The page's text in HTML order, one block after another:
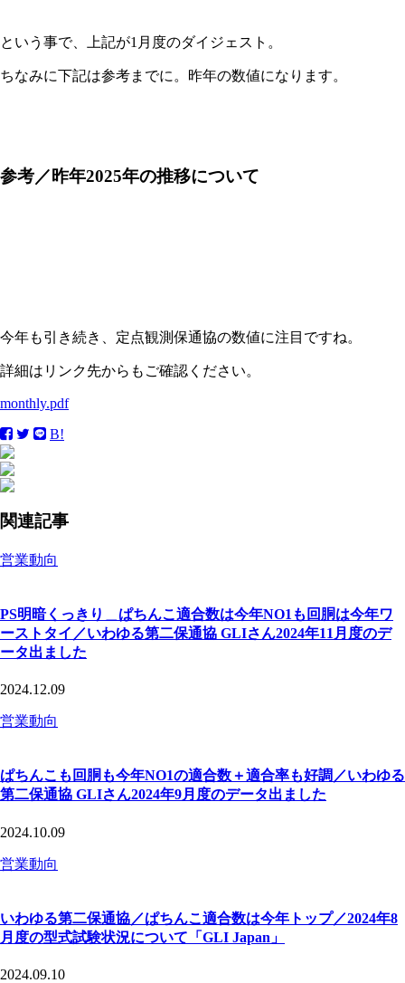
という事で、上記が1月度のダイジェスト。
ちなみに下記は参考までに。昨年の数値になります。
参考／昨年2025年の推移について
今年も引き続き、定点観測保通協の数値に注目ですね。
詳細はリンク先からもご確認ください。
monthly.pdf
B!
関連記事
営業動向
PS明暗くっきり＿ぱちんこ適合数は今年NO1も回胴は今年ワ
ーストタイ／いわゆる第二保通協 GLIさん2024年11月度のデ
ータ出ました
2024.12.09
営業動向
ぱちんこも回胴も今年NO1の適合数＋適合率も好調／いわゆる
第二保通協 GLIさん2024年9月度のデータ出ました
2024.10.09
営業動向
いわゆる第二保通協／ぱちんこ適合数は今年トップ／2024年8
月度の型式試験状況について「GLI Japan」
2024.09.10